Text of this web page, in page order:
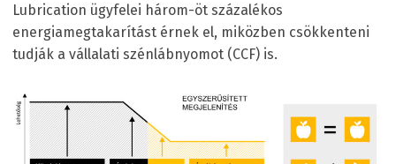
Lubrication ügyfelei három-öt százalékos
energiamegtakarítást érnek el, miközben csökkenteni
tudják a vállalati szénlábnyomot (CCF) is.